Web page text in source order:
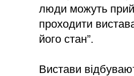
люди можуть
проходити
його стан”.
Вистави